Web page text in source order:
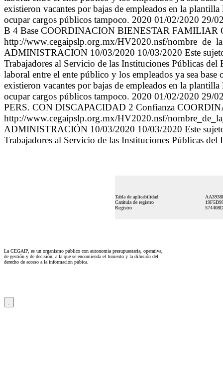
Tabla de aplicabilidad
Carátula de registro
Registro
La CEGAIP, es un organismo público con autonomía presupuestaria, operativa,
de gestión y de decisión, a la que se encomienda el fomento y la difusión del
derecho de acceso a la información púbica.